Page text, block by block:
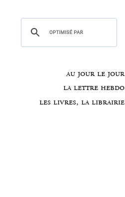
au jour le jour
la lettre hebdo
les livres, la librairie